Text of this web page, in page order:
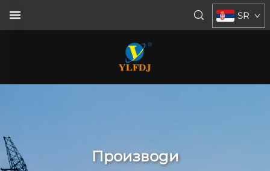
SR
Производи